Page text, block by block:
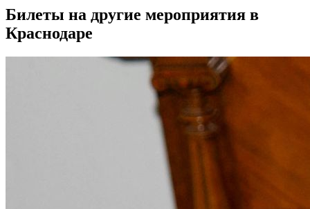
Билеты на другие мероприятия в
Краснодаре